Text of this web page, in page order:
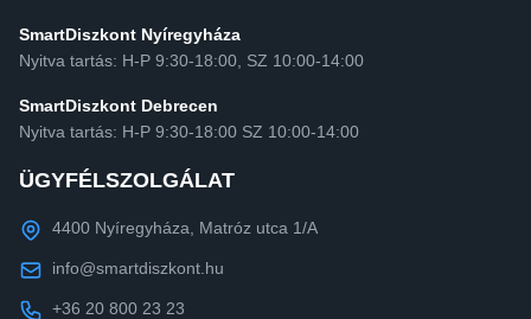
SmartDiszkont Nyíregyháza
Nyitva tartás: H-P 9:30-18:00, SZ 10:00-14:00
SmartDiszkont Debrecen
Nyitva tartás: H-P 9:30-18:00 SZ 10:00-14:00
ÜGYFÉLSZOLGÁLAT
4400 Nyíregyháza, Matróz utca 1/A
info@smartdiszkont.hu
+36 20 800 23 23